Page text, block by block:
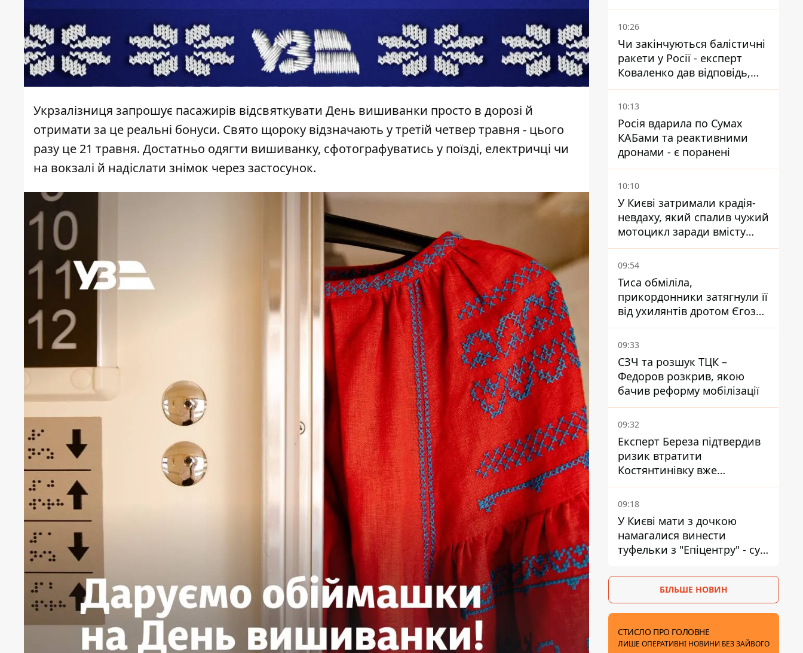
Укрзалізниця запрошує пасажирів відсвяткувати День вишиванки просто в дорозі й
отримати за це реальні бонуси. Свято щороку відзначають у третій четвер травня - цього
разу це 21 травня. Достатньо одягти вишиванку, сфотографуватись у поїзді, електричці чи
на вокзалі й надіслати знімок через застосунок.
Маском
10:26
Чи закінчуються балістичні
ракети у Росії - експерт
Коваленко дав відповідь,
яка навряд чи сподобається
українцям
10:13
Росія вдарила по Сумах
КАБами та реактивними
дронами - є поранені
10:10
У Києві затримали крадія-
невдаху, який спалив чужий
мотоцикл заради вмісту
багажника
09:54
Тиса обміліла,
прикордонники затягнули її
від ухилянтів дротом Єгоза,
який вбиває диких тварин -
правозахисники бʼють на
09:33
СЗЧ та розшук ТЦК –
Федоров розкрив, якою
бачив реформу мобілізації
09:32
Експерт Береза підтвердив
ризик втратити
Костянтинівку вже
найближчими місяцями
09:18
У Києві мати з дочкою
намагалися винести
туфельки з "Епіцентру" - суд
БІЛЬШЕ НОВИН
СТИСЛО ПРО ГОЛОВНЕ
ЛИШЕ ОПЕРАТИВНІ НОВИНИ БЕЗ ЗАЙВОГО